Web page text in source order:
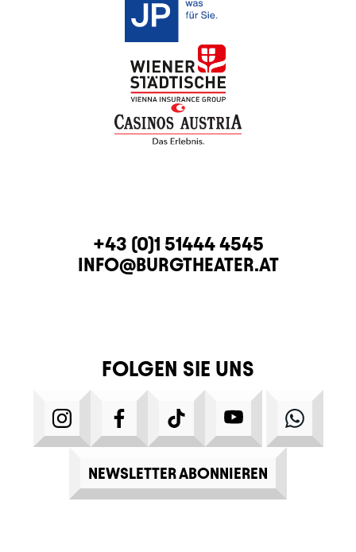
KONTAKTTELEFON
+43 (0)1 51444 4545
E-MAIL
INFO@BURGTHEATER.AT
FOLGEN SIE UNS
INSTAGRAMFACEBOOKTIKTOK YOUTUBE
NEWSLETTER ABONNIEREN